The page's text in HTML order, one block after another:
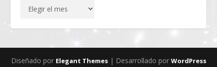
Diseñado por Elegant Themes| Desarrollado por WordPress